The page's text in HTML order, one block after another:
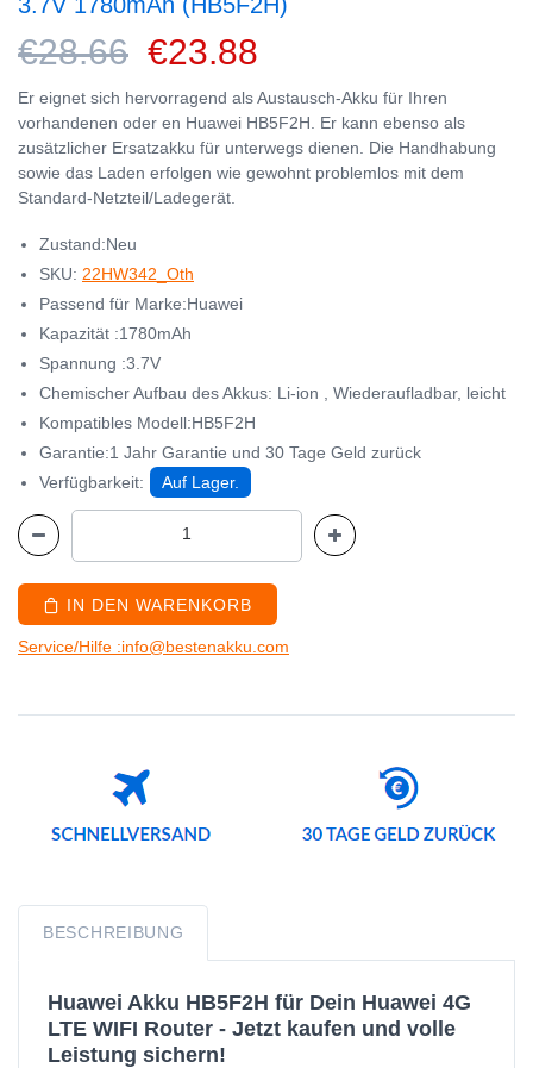
€28.66 €23.88
Er eignet sich hervorragend als Austausch-Akku für Ihren
vorhandenen oder en Huawei HB5F2H. Er kann ebenso als
zusätzlicher Ersatzakku für unterwegs dienen. Die Handhabung
sowie das Laden erfolgen wie gewohnt problemlos mit dem
Standard-Netzteil/Ladegerät.
Zustand:Neu
SKU: 22HW342_Oth
Passend für Marke:Huawei
Kapazität :1780mAh
Spannung :3.7V
Chemischer Aufbau des Akkus: Li-ion , Wiederaufladbar, leicht
Kompatibles Modell:HB5F2H
Garantie:1 Jahr Garantie und 30 Tage Geld zurück
Verfügbarkeit:
Auf Lager.
IN DEN WARENKORB
Service/Hilfe :info@bestenakku.com
BESCHREIBUNG
Huawei Akku HB5F2H für Dein Huawei 4G
LTE WIFI Router - Jetzt kaufen und volle
Leistung sichern!